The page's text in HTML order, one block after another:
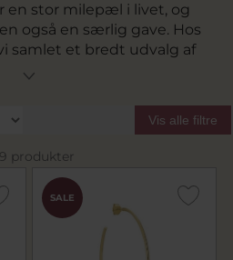
en stor milepæl i livet, og
også en særlig gave. Hos
samlet et bredt udvalg af
hende, hvor du finder
klassisk studentergave til
som kan bæres i
et varigt minde om
ringe og øreringe
samt vores egen serie
håndlaves på vores eget
om du leder efter en
Vis alle filtre
produkter
SALE